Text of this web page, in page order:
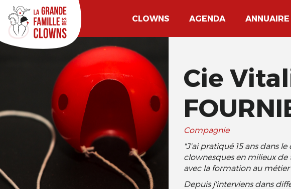
CLOWNS AGENDA ANNUAIRE
Cie
Compagnie
"J'ai pratiqué 15 ans dans
clownesques en milieux
avec la formation au
Depuis j'interviens dans